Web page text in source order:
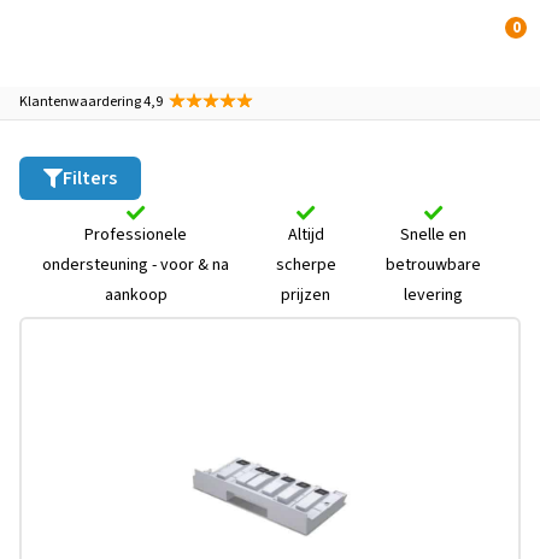
0
Klantenwaardering 4,9
Filters
Professionele
ondersteuning - voor & na
aankoop
Altijd
scherpe
prijzen
Snelle en
betrouwbare
levering